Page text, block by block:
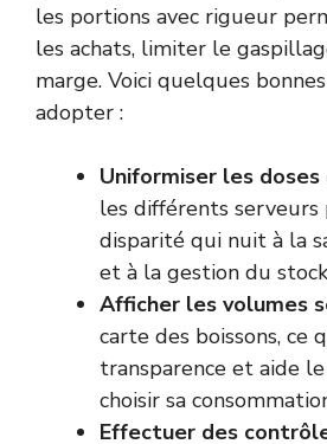
les portions avec rigueur
les achats, limiter le
marge. Voici quelques
adopter :
Uniformiser les doses
les différents
disparité qui nuit à la
et à la gestion du
Afficher les volumes
carte des boissons, ce
transparence et aide
choisir sa
Effectuer des